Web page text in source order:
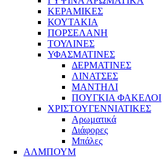
ΚΕΡΑΜΙΚΕΣ
ΚΟΥΤΑΚΙΑ
ΠΟΡΣΕΛΑΝΗ
ΤΟΥΛΙΝΕΣ
ΥΦΑΣΜΑΤΙΝΕΣ
ΔΕΡΜΑΤΙΝΕΣ
ΛΙΝΑΤΣΕΣ
ΜΑΝΤΗΛΙ
ΠΟΥΓΚΙΑ ΦΑΚΕΛΟΙ
ΧΡΙΣΤΟΥΓΕΝΝΙΑΤΙΚΕΣ
Αρωματικά
Διάφορες
Μπάλες
ΑΛΜΠΟΥΜ